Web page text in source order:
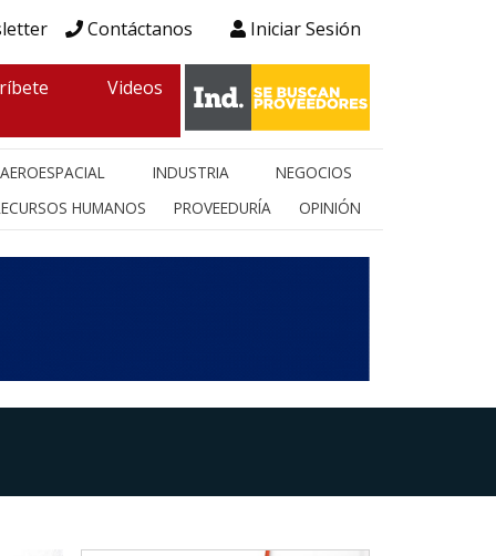
Contáctanos Iniciar Sesión
Videos
AEROESPACIAL INDUSTRIA
NEGOCIOS
HUMANOS
PROVEEDURÍA OPINIÓN